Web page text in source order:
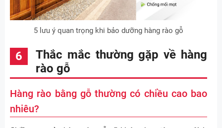
5 lưu ý quan trọng khi bảo dưỡng hàng rào gỗ
Thắc mắc thường gặp về hàng
rào gỗ
Hàng rào bằng gỗ thường có chiều cao bao
nhiêu?